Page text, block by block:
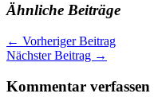
Ähnliche Beiträge
← Vorheriger Beitrag
Nächster Beitrag →
Kommentar verfassen